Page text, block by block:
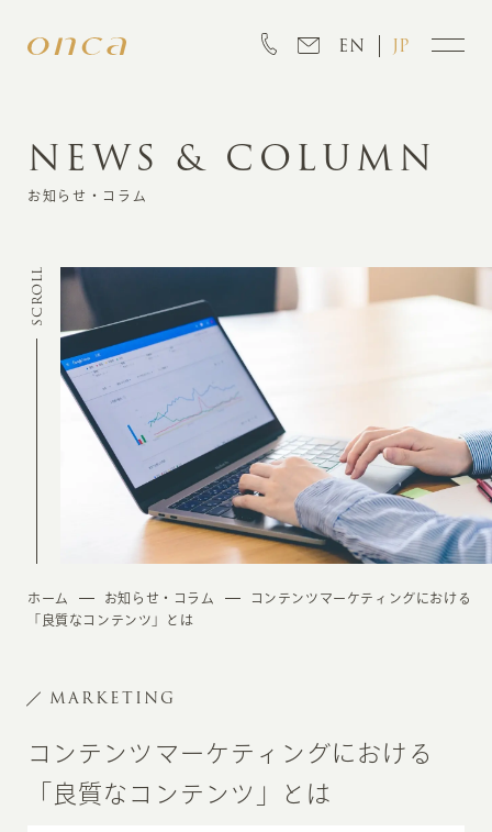
EN JP
INFORMATION
CREATION
MARKETING
NEWS & COLUMN
お知らせ・コラム
SCROLL
ホーム お知らせ・コラム
コンテンツマーケティングにおける
「良質なコンテンツ」とは
MARKETING
コンテンツマーケティングにおける
「良質なコンテンツ」とは